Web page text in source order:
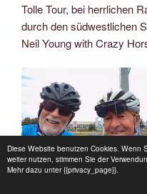
Tolle Tour, bei herrlichen
durch den südwestlichen
Neil Young with Crazy
Diese Website benutzen Cookies. Wenn
weiter nutzen, stimmen Sie der
Mehr dazu unter {{privacy_page}}.